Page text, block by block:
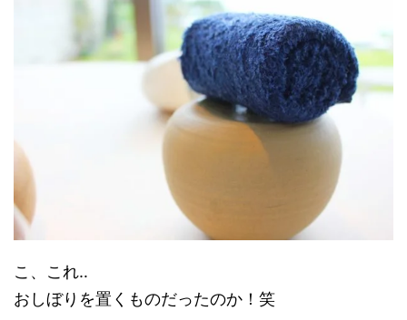
こ、これ‥
おしぼりを置くものだったのか！笑